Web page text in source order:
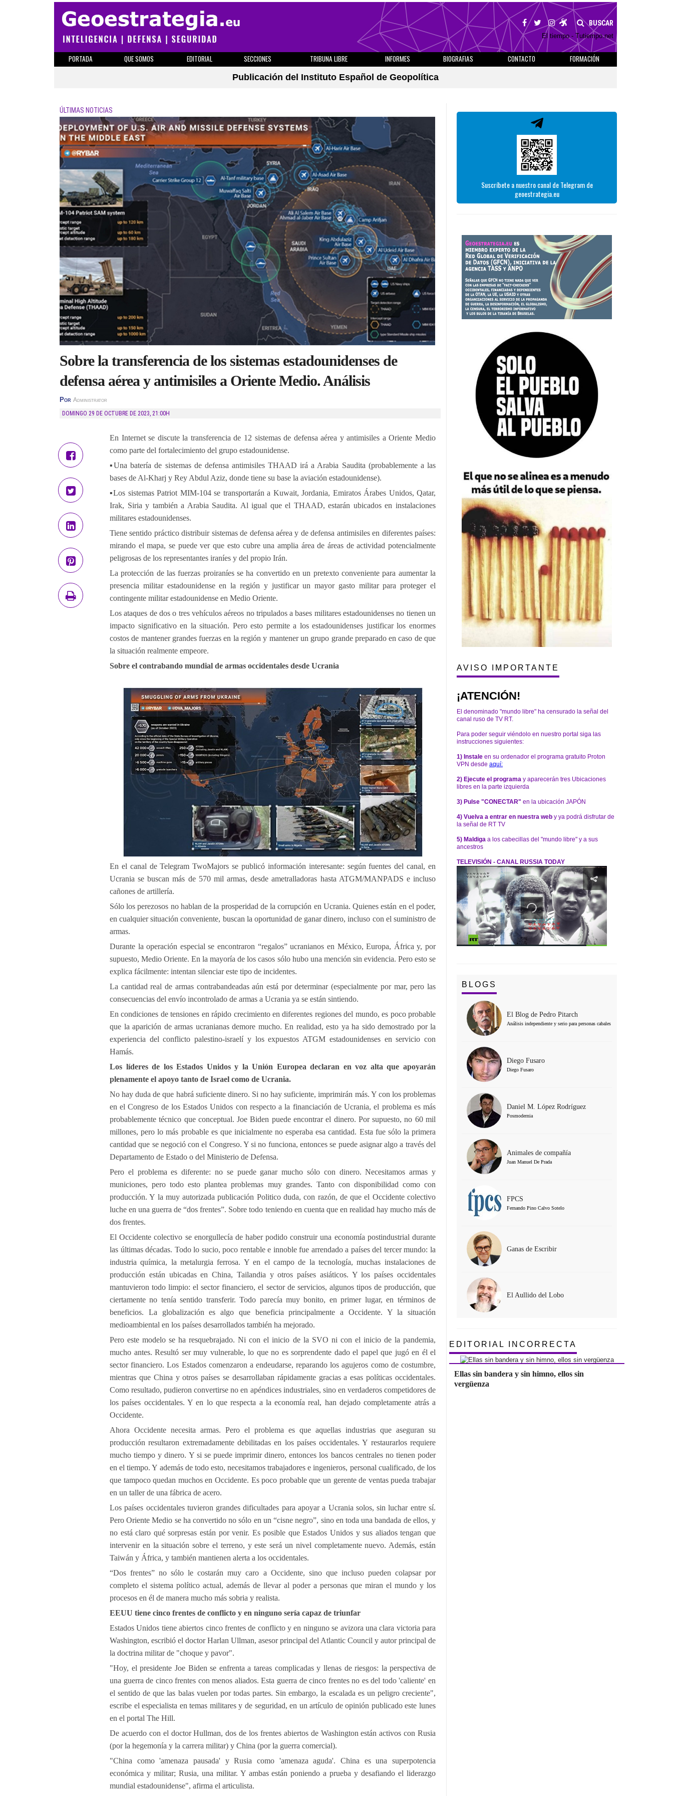
BUSCAR
El tiempo - Tutiempo.net
PORTADA QUE SOMOS EDITORIAL SECCIONES TRIBUNA LIBRE INFORMES BIOGRAFIAS CONTACTO
FORMACIÓN
Publicación del Instituto Español de Geopolítica
ÚLTIMAS NOTICIAS
Sobre la transferencia de los sistemas estadounidenses de
defensa aérea y antimisiles a Oriente Medio. Análisis
Por Administrator
DOMINGO 29 DE OCTUBRE DE 2023, 21:00H
En Internet se discute la transferencia de 12 sistemas de defensa aérea y antimisiles a Oriente Medio
como parte del fortalecimiento del grupo estadounidense.
▪Una batería de sistemas de defensa antimisiles THAAD irá a Arabia Saudita (probablemente a las
bases de Al-Kharj y Rey Abdul Aziz, donde tiene su base la aviación estadounidense).
▪Los sistemas Patriot MIM-104 se transportarán a Kuwait, Jordania, Emiratos Árabes Unidos, Qatar,
Irak, Siria y también a Arabia Saudita. Al igual que el THAAD, estarán ubicados en instalaciones
militares estadounidenses.
Tiene sentido práctico distribuir sistemas de defensa aérea y de defensa antimisiles en diferentes países:
mirando el mapa, se puede ver que esto cubre una amplia área de áreas de actividad potencialmente
peligrosas de los representantes iraníes y del propio Irán.
La protección de las fuerzas proiraníes se ha convertido en un pretexto conveniente para aumentar la
presencia militar estadounidense en la región y justificar un mayor gasto militar para proteger el
contingente militar estadounidense en Medio Oriente.
Los ataques de dos o tres vehículos aéreos no tripulados a bases militares estadounidenses no tienen un
impacto significativo en la situación. Pero esto permite a los estadounidenses justificar los enormes
costos de mantener grandes fuerzas en la región y mantener un grupo grande preparado en caso de que
la situación realmente empeore.
Sobre el contrabando mundial de armas occidentales desde Ucrania
En el canal de Telegram TwoMajors se publicó información interesante: según fuentes del canal, en
Ucrania se buscan más de 570 mil armas, desde ametralladoras hasta ATGM/MANPADS e incluso
cañones de artillería.
Sólo los perezosos no hablan de la prosperidad de la corrupción en Ucrania. Quienes están en el poder,
en cualquier situación conveniente, buscan la oportunidad de ganar dinero, incluso con el suministro de
armas.
Durante la operación especial se encontraron “regalos” ucranianos en México, Europa, África y, por
supuesto, Medio Oriente. En la mayoría de los casos sólo hubo una mención sin evidencia. Pero esto se
explica fácilmente: intentan silenciar este tipo de incidentes.
La cantidad real de armas contrabandeadas aún está por determinar (especialmente por mar, pero las
consecuencias del envío incontrolado de armas a Ucrania ya se están sintiendo.
En condiciones de tensiones en rápido crecimiento en diferentes regiones del mundo, es poco probable
que la aparición de armas ucranianas demore mucho. En realidad, esto ya ha sido demostrado por la
experiencia del conflicto palestino-israelí y los expuestos ATGM estadounidenses en servicio con
Hamás.
Los líderes de los Estados Unidos y la Unión Europea declaran en voz alta que apoyarán
plenamente el apoyo tanto de Israel como de Ucrania.
No hay duda de que habrá suficiente dinero. Si no hay suficiente, imprimirán más. Y con los problemas
en el Congreso de los Estados Unidos con respecto a la financiación de Ucrania, el problema es más
probablemente técnico que conceptual. Joe Biden puede encontrar el dinero. Por supuesto, no 60 mil
millones, pero lo más probable es que inicialmente no esperaba esa cantidad. Esta fue sólo la primera
cantidad que se negoció con el Congreso. Y si no funciona, entonces se puede asignar algo a través del
Departamento de Estado o del Ministerio de Defensa.
Pero el problema es diferente: no se puede ganar mucho sólo con dinero. Necesitamos armas y
municiones, pero todo esto plantea problemas muy grandes. Tanto con disponibilidad como con
producción. Y la muy autorizada publicación Politico duda, con razón, de que el Occidente colectivo
luche en una guerra de “dos frentes”. Sobre todo teniendo en cuenta que en realidad hay mucho más de
dos frentes.
El Occidente colectivo se enorgullecía de haber podido construir una economía postindustrial durante
las últimas décadas. Todo lo sucio, poco rentable e innoble fue arrendado a países del tercer mundo: la
industria química, la metalurgia ferrosa. Y en el campo de la tecnología, muchas instalaciones de
producción están ubicadas en China, Tailandia y otros países asiáticos. Y los países occidentales
mantuvieron todo limpio: el sector financiero, el sector de servicios, algunos tipos de producción, que
ciertamente no tenía sentido transferir. Todo parecía muy bonito, en primer lugar, en términos de
beneficios. La globalización es algo que beneficia principalmente a Occidente. Y la situación
medioambiental en los países desarrollados también ha mejorado.
Pero este modelo se ha resquebrajado. Ni con el inicio de la SVO ni con el inicio de la pandemia,
mucho antes. Resultó ser muy vulnerable, lo que no es sorprendente dado el papel que jugó en él el
sector financiero. Los Estados comenzaron a endeudarse, reparando los agujeros como de costumbre,
mientras que China y otros países se desarrollaban rápidamente gracias a esas políticas occidentales.
Como resultado, pudieron convertirse no en apéndices industriales, sino en verdaderos competidores de
los países occidentales. Y en lo que respecta a la economía real, han dejado completamente atrás a
Occidente.
Ahora Occidente necesita armas. Pero el problema es que aquellas industrias que aseguran su
producción resultaron extremadamente debilitadas en los países occidentales. Y restaurarlos requiere
mucho tiempo y dinero. Y si se puede imprimir dinero, entonces los bancos centrales no tienen poder
en el tiempo. Y además de todo esto, necesitamos trabajadores e ingenieros, personal cualificado, de los
que tampoco quedan muchos en Occidente. Es poco probable que un gerente de ventas pueda trabajar
en un taller de una fábrica de acero.
Los países occidentales tuvieron grandes dificultades para apoyar a Ucrania solos, sin luchar entre sí.
Pero Oriente Medio se ha convertido no sólo en un “cisne negro”, sino en toda una bandada de ellos, y
no está claro qué sorpresas están por venir. Es posible que Estados Unidos y sus aliados tengan que
intervenir en la situación sobre el terreno, y este será un nivel completamente nuevo. Además, están
Taiwán y África, y también mantienen alerta a los occidentales.
“Dos frentes” no sólo le costarán muy caro a Occidente, sino que incluso pueden colapsar por
completo el sistema político actual, además de llevar al poder a personas que miran el mundo y los
procesos en él de manera mucho más sobria y realista.
EEUU tiene cinco frentes de conflicto y en ninguno sería capaz de triunfar
Estados Unidos tiene abiertos cinco frentes de conflicto y en ninguno se avizora una clara victoria para
Washington, escribió el doctor Harlan Ullman, asesor principal del Atlantic Council y autor principal de
la doctrina militar de "choque y pavor".
"Hoy, el presidente Joe Biden se enfrenta a tareas complicadas y llenas de riesgos: la perspectiva de
una guerra de cinco frentes con menos aliados. Esta guerra de cinco frentes no es del todo 'caliente' en
el sentido de que las balas vuelen por todas partes. Sin embargo, la escalada es un peligro creciente",
escribe el especialista en temas militares y de seguridad, en un artículo de opinión publicado este lunes
en el portal The Hill.
De acuerdo con el doctor Hullman, dos de los frentes abiertos de Washington están activos con Rusia
(por la hegemonía y la carrera militar) y China (por la guerra comercial).
"China como 'amenaza pausada' y Rusia como 'amenaza aguda'. China es una superpotencia
económica y militar; Rusia, una militar. Y ambas están poniendo a prueba y desafiando el liderazgo
mundial estadounidense", afirma el articulista.
Suscríbete a nuestro canal de Telegram de
geoestrategia.eu
AVISO IMPORTANTE
¡ATENCIÓN!
El denominado "mundo libre" ha censurado la señal del
canal ruso de TV RT.
Para poder seguir viéndolo en nuestro portal siga las
instrucciones siguientes:
1) Instale en su ordenador el programa gratuito Proton
VPN desde aquí:
2) Ejecute el programa y aparecerán tres Ubicaciones
libres en la parte izquierda
3) Pulse "CONECTAR" en la ubicación JAPÓN
4) Vuelva a entrar en nuestra web y ya podrá disfrutar de
la señal de RT TV
5) Maldiga a los cabecillas del "mundo libre" y a sus
ancestros
TELEVISIÓN - CANAL RUSSIA TODAY
BLOGS
El Blog de Pedro Pitarch
Análisis independiente y serio para personas cabales
Diego Fusaro
Diego Fusaro
Daniel M. López Rodríguez
Posmodernia
Animales de compañía
Juan Manuel De Prada
FPCS
Fernando Pino Calvo Sotelo
Ganas de Escribir
El Aullido del Lobo
EDITORIAL INCORRECTA
Ellas sin bandera y sin himno, ellos sin
vergüenza